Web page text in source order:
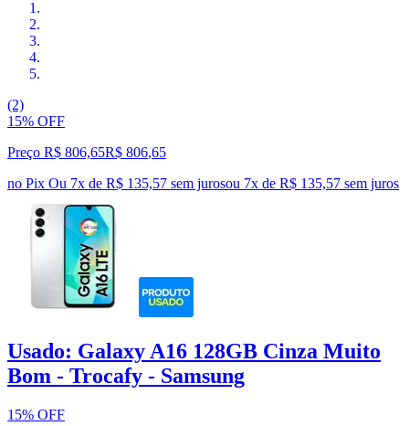
(2)
15% OFF
Preço R$ 806,65R$ 806,65
no Pix Ou 7x de R$ 135,57 sem jurosou 7x de R$ 135,57 sem juros
Usado: Galaxy A16 128GB Cinza Muito
Bom - Trocafy - Samsung
15% OFF